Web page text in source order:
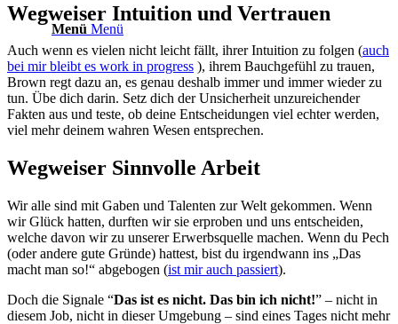
Menü Menü
Wegweiser Intuition und Vertrauen
Auch wenn es vielen nicht leicht fällt, ihrer Intuition zu folgen (auch
bei mir bleibt es work in progress ), ihrem Bauchgefühl zu trauen,
Brown regt dazu an, es genau deshalb immer und immer wieder zu
tun. Übe dich darin. Setz dich der Unsicherheit unzureichender
Fakten aus und teste, ob deine Entscheidungen viel echter werden,
viel mehr deinem wahren Wesen entsprechen.
Wegweiser Sinnvolle Arbeit
Wir alle sind mit Gaben und Talenten zur Welt gekommen. Wenn
wir Glück hatten, durften wir sie erproben und uns entscheiden,
welche davon wir zu unserer Erwerbsquelle machen. Wenn du Pech
(oder andere gute Gründe) hattest, bist du irgendwann ins „Das
macht man so!“ abgebogen (ist mir auch passiert).
Doch die Signale “Das ist es nicht. Das bin ich nicht!” – nicht in
diesem Job, nicht in dieser Umgebung – sind eines Tages nicht mehr